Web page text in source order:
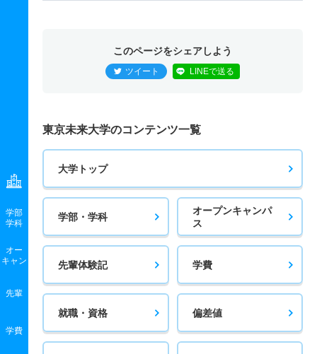
学部
学科
オー
キャン
先輩
学費
このページをシェアしよう
ツイート LINEで送る
東京未来大学のコンテンツ一覧
大学トップ
学部・学科
オープンキャンパ
ス
先輩体験記 学費
就職・資格 偏差値